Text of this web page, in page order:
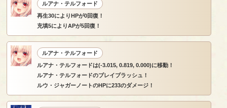
ルアナ・テルフォード
再生30によりHPが0回復！
充填5によりAPが5回復！
ルアナ・テルフォード
ルアナ・テルフォードは(-3.015, 0.819, 0.000)に移動！
ルアナ・テルフォードのブレイブラッシュ！
ルウ・ジャガーノートのHPに233のダメージ！